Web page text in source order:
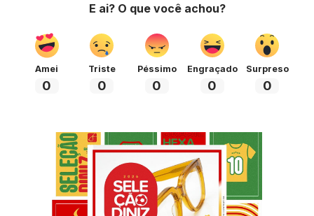
E ai? O que você achou?
Amei
0
Triste
0
Péssimo
0
Engraçado
0
Surpreso
0